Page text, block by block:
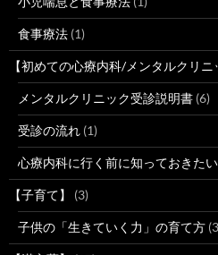
食事療法 (1)
【初めての心療内科/メンタルクリニ
メンタルクリニック受診説明書 (6)
受診の流れ (1)
心療内科に行く前に知っておきた
【子育て】 (3)
子供の「生きていく力」の育て方